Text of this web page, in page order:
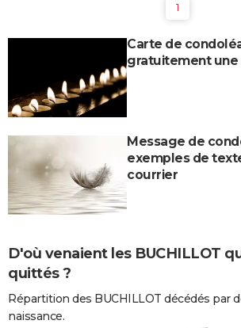
1
Carte de
gratuitement une
Message de
exemples de
courrier
D'où venaient les BUCHILLOT
quittés ?
Répartition des BUCHILLOT décédés par
naissance.